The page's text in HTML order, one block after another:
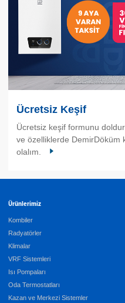
Ücretsiz Keşif
Ücretsiz keşif formunu
ve özelliklerde DemirDöküm
olalım.
Ürünlerimiz
Kombiler
Radyatörler
Klimalar
VRF Sistemleri
Isı Pompaları
Oda Termostatları
Kazan ve Merkezi Sistemler